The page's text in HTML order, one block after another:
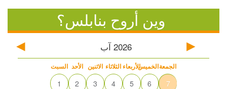
وين أروح بنابلس؟
2026 آب
السبت الأحد الاثنين الثلاثاء الأربعاءالخميسالجمعة
1 2 3 4 5 6 7